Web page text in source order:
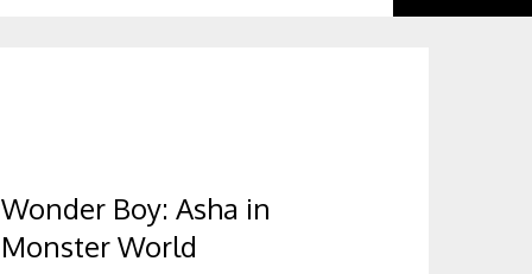
Wonder Boy: Asha in
Monster World